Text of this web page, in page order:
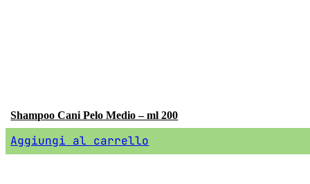
Shampoo Cani Pelo Medio – ml 200
Aggiungi al carrello